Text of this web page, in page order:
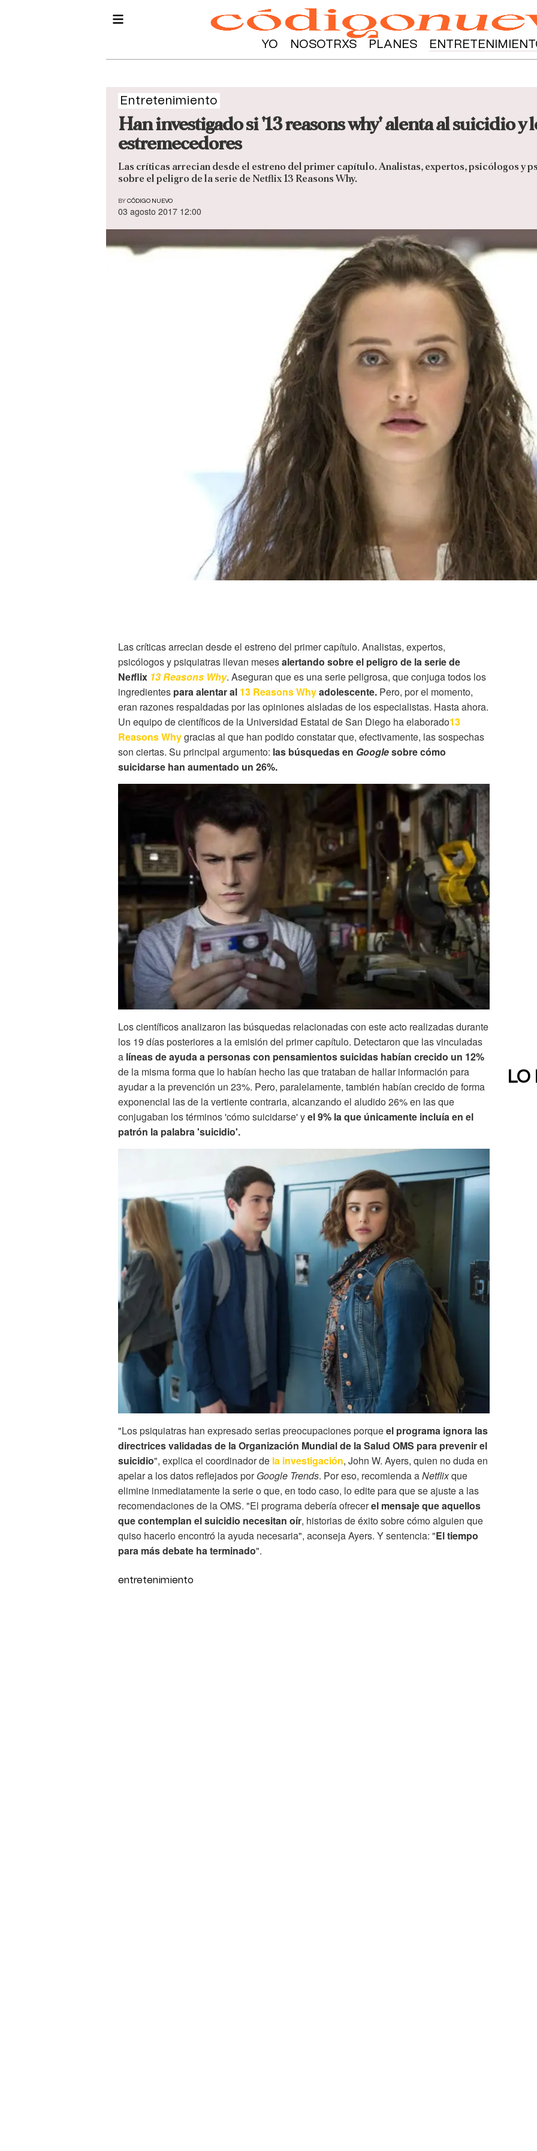
YO NOSOTRXS PLANES
Entretenimiento
Han investigado si '13 reasons why' alenta al suicidio y
estremecedores
Las críticas arrecian desde el estreno del primer capítulo. Analistas, expertos, psicólogos y
sobre el peligro de la serie de Netflix 13 Reasons Why.
BY CÓDIGO NUEVO
03 agosto 2017 12:00
Las críticas arrecian desde el estreno del primer capítulo. Analistas, expertos,
psicólogos y psiquiatras llevan mesesalertando sobre el peligro de la serie de
Netflix 13 Reasons Why. Aseguran que es una serie peligrosa, que conjuga todos los
ingredientes para alentar al 13 Reasons Whyadolescente. Pero, por el momento,
eran razones respaldadas por las opiniones aisladas de los especialistas. Hasta ahora.
Un equipo de científicos de la Universidad Estatal de San Diego ha elaborado13
Reasons Whygracias al que han podido constatar que, efectivamente, las sospechas
son ciertas. Su principal argumento: las búsquedas en Googlesobre cómo
suicidarse han aumentado un 26%.
Los científicos analizaron las búsquedas relacionadas con este acto realizadas durante
los 19 días posteriores a la emisión del primer capítulo. Detectaron que las vinculadas
a líneas de ayuda a personas con pensamientos suicidas habían crecido un 12%
de la misma forma que lo habían hecho las que trataban de hallar información para
ayudar a la prevención un 23%. Pero, paralelamente, también habían crecido de forma
exponencial las de la vertiente contraria, alcanzando el aludido 26% en las que
conjugaban los términos 'cómo suicidarse' yel 9% la que únicamente incluía en el
patrón la palabra 'suicidio'.
"Los psiquiatras han expresado serias preocupaciones porqueel programa ignora las
directrices validadas de la Organización Mundial de la Salud OMS para prevenir el
suicidio", explica el coordinador de la investigación, John W. Ayers, quien no duda en
apelar a los datos reflejados porGoogle Trends. Por eso, recomienda aNetflixque
elimine inmediatamente la serie o que, en todo caso, lo edite para que se ajuste a las
recomendaciones de la OMS. "El programa debería ofrecerel mensaje que aquellos
que contemplan el suicidio necesitan oír, historias de éxito sobre cómo alguien que
quiso hacerlo encontró la ayuda necesaria", aconseja Ayers. Y sentencia: "El tiempo
para más debate ha terminado".
entretenimiento
LO